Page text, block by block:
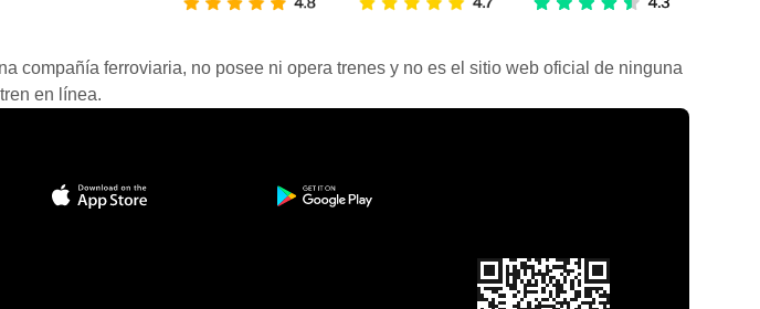
compañía ferroviaria, no posee ni opera trenes y no es el sitio web oficial de ninguna
en línea.